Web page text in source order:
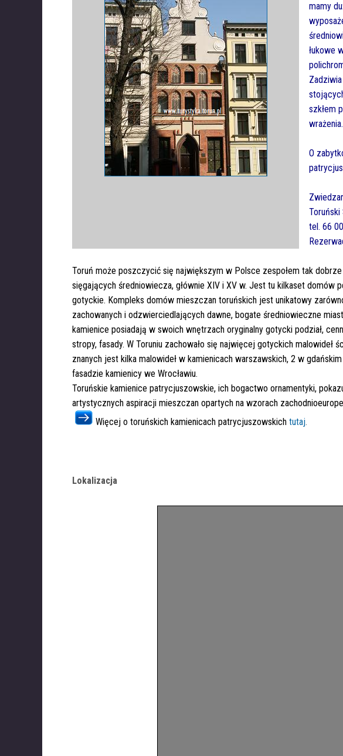
mamy
łukowe
szkłem
wrażenia.
O
tel. 66
Toruń może poszczycić się największym w Polsce zespołem tak
sięgających średniowiecza, głównie XIV i XV w. Jest tu kilkaset domów
gotyckie. Kompleks domów mieszczan toruńskich jest unikatowy
zachowanych i odzwierciedlających dawne, bogate średniowieczne
kamienice posiadają w swoich wnętrzach oryginalny gotycki podział,
stropy, fasady. W Toruniu zachowało się najwięcej gotyckich
znanych jest kilka malowideł w kamienicach warszawskich, 2 w
fasadzie kamienicy we Wrocławiu.
Toruńskie kamienice patrycjuszowskie, ich bogactwo ornamentyki,
artystycznych aspiracji mieszczan opartych na wzorach
Więcej o toruńskich kamienicach patrycjuszowskich tutaj.
Lokalizacja